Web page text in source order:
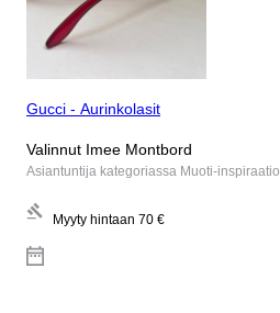
Gucci - Aurinkolasit
Valinnut Imee Montbord
Asiantuntija kategoriassa Muoti-inspiraatio
Myyty hintaan 70 €